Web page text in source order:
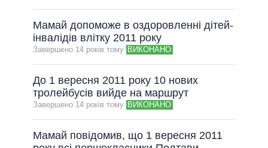
Мамай допоможе в оздоровленні дітей-
інвалідів влітку 2011 року
Завершено 14 рокiв тому ВИКОНАНО
До 1 вересня 2011 року 10 нових
тролейбусів вийде на маршрут
Завершено 14 рокiв тому ВИКОНАНО
Мамай повідомив, що 1 вересня 2011